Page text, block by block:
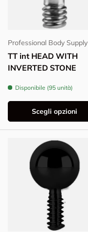
Professional Body Supply
TT int HEAD WITH
INVERTED STONE
Disponibile (95 unità)
Scegli opzioni